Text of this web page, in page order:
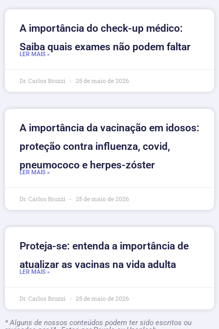
A importância do check-up médico:
Saiba quais exames não podem faltar
LER MAIS »
Dr. Carlos Bruzzi 25 de maio de 2026
A importância da vacinação em idosos:
proteção contra influenza, covid,
pneumococo e herpes-zóster
LER MAIS »
Dr. Carlos Bruzzi 25 de maio de 2026
Proteja-se: entenda a importância de
atualizar as vacinas na vida adulta
LER MAIS »
Dr. Carlos Bruzzi 25 de maio de 2026
* Alguns de nossos conteúdos podem ter sido escritos ou